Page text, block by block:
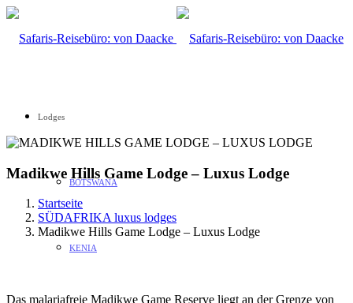
Lodges
BOTSWANA
KENIA
Madikwe Hills Game Lodge – Luxus Lodge
Startseite
SÜDAFRIKA luxus lodges
Madikwe Hills Game Lodge – Luxus Lodge
Das malariafreie Madikwe Game Reserve liegt an der Grenze von